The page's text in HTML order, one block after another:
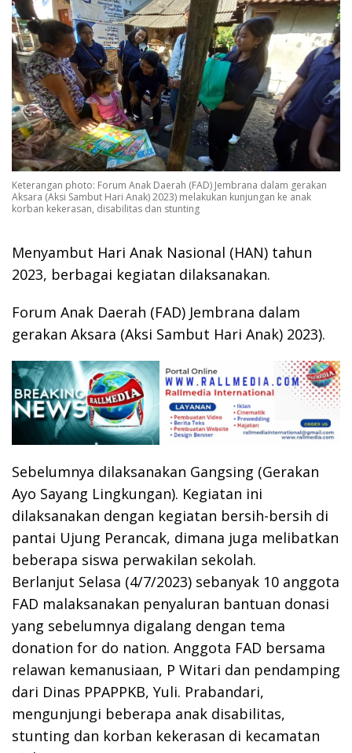
Keterangan photo: Forum Anak Daerah (FAD) Jembrana dalam gerakan
Aksara (Aksi Sambut Hari Anak) 2023) melakukan kunjungan ke anak
korban kekerasan, disabilitas dan stunting
Menyambut Hari Anak Nasional (HAN) tahun
2023, berbagai kegiatan dilaksanakan.
Forum Anak Daerah (FAD) Jembrana dalam
gerakan Aksara (Aksi Sambut Hari Anak) 2023).
Sebelumnya dilaksanakan Gangsing (Gerakan
Ayo Sayang Lingkungan). Kegiatan ini
dilaksanakan dengan kegiatan bersih-bersih di
pantai Ujung Perancak, dimana juga melibatkan
beberapa siswa perwakilan sekolah.
Berlanjut Selasa (4/7/2023) sebanyak 10 anggota
FAD malaksanakan penyaluran bantuan donasi
yang sebelumnya digalang dengan tema
donation for do nation. Anggota FAD bersama
relawan kemanusiaan, P Witari dan pendamping
dari Dinas PPAPPKB, Yuli. Prabandari,
mengunjungi beberapa anak disabilitas,
stunting dan korban kekerasan di kecamatan